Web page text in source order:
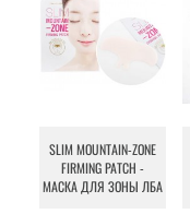
SLIM MOUNTAIN-ZONE
FIRMING PATCH -
МАСКА ДЛЯ ЗОНЫ ЛБА